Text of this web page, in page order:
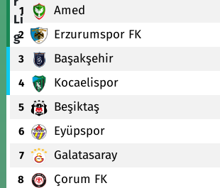
1 Amed
2 Erzurumspor FK
3 Başakşehir
4 Kocaelispor
5 Beşiktaş
6 Eyüpspor
7 Galatasaray
8 Çorum FK